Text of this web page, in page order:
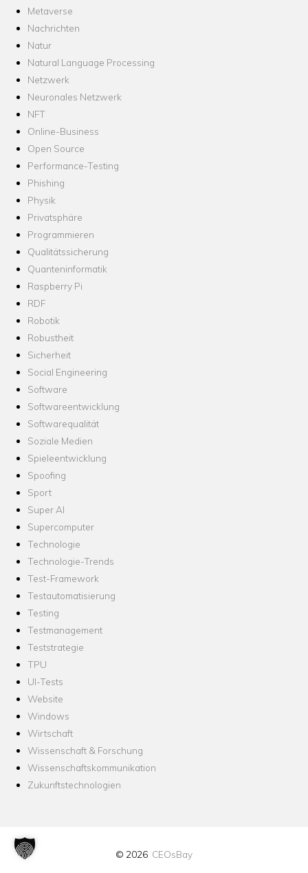
Metaverse
Nachrichten
Natur
Natural Language Processing
Netzwerk
Neuronales Netzwerk
NFT
Online-Business
Open Source
Performance-Testing
Phishing
Physik
Privatsphäre
Programmieren
Qualitätssicherung
Quanteninformatik
Raspberry Pi
RDF
Robotik
Robustheit
Sicherheit
Social Engineering
Software
Softwareentwicklung
Softwarequalität
Soziale Medien
Spieleentwicklung
Spoofing
Sport
Super AI
Supercomputer
Technologie
Technologie-Trends
Test-Framework
Testautomatisierung
Testing
Testmanagement
Teststrategie
TPU
UI-Tests
Website
Windows
Wirtschaft
Wissenschaft & Forschung
Wissenschaftskommunikation
Zukunftstechnologien
© 2026 CEOsBay